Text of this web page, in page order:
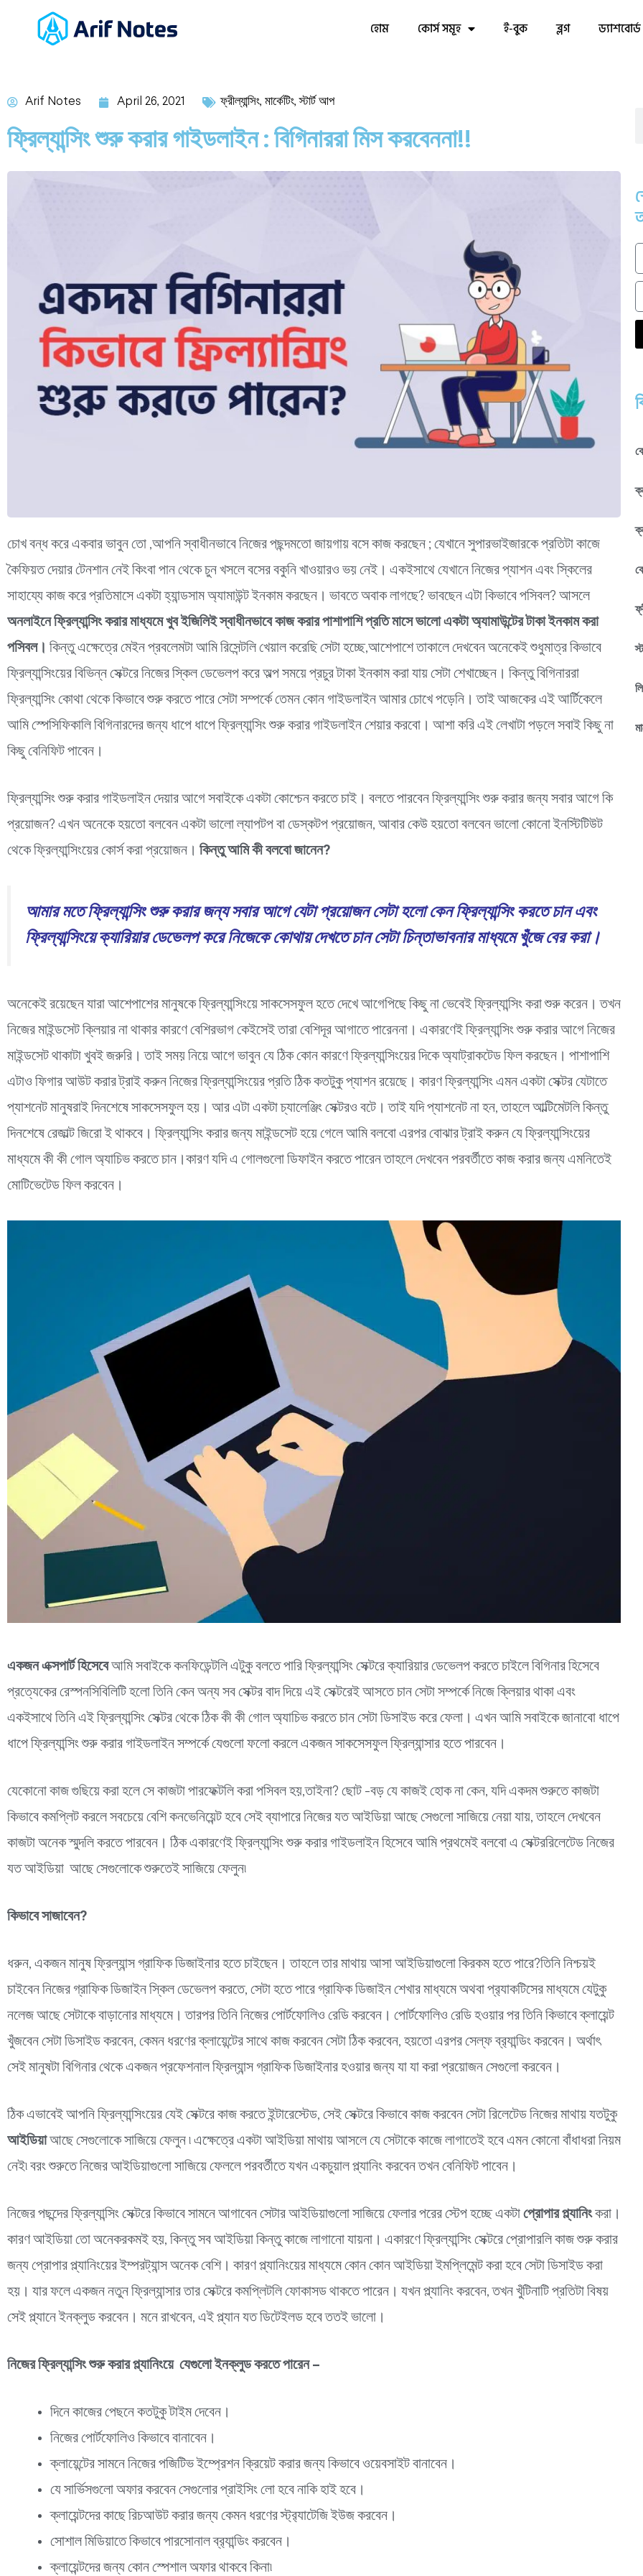
হোম কোর্স সমূহ ই-বুক ব্লগ ড্যাশবোর্ড
Arif Notes April 26, 2021 ফ্রীল্যান্সিং, মার্কেটিং,স্টার্ট আপ
ফ্রিল্যান্সিং শুরু করার গাইডলাইন : বিগিনাররা মিস করবেননা!!
চোখ বন্ধ করে একবার ভাবুন তো ,আপনি স্বাধীনভাবে নিজের পছন্দমতো জায়গায় বসে কাজ করছেন ; যেখানে সুপারভাইজারকে প্রতিটা কাজে
কৈফিয়ত দেয়ার টেনশান নেই কিংবা পান থেকে চুন খসলে বসের বকুনি খাওয়ারও ভয় নেই। একইসাথে যেখানে নিজের প্যাশন এবং স্কিলের
সাহায্যে কাজ করে প্রতিমাসে একটা হ্যান্ডসাম অ্যামাউন্ট ইনকাম করছেন। ভাবতে অবাক লাগছে? ভাবছেন এটা কিভাবে পসিবল? আসলে
অনলাইনে ফ্রিল্যান্সিং করার মাধ্যমে খুব ইজিলিই স্বাধীনভাবে কাজ করার পাশাপাশি প্রতি মাসে ভালো একটা অ্যামাউন্টের টাকা ইনকাম করা
পসিবল।
কিন্তু এক্ষেত্রে মেইন প্রবলেমটা আমি রিসেন্টলি খেয়াল করেছি সেটা হচ্ছে,আশেপাশে তাকালে দেখবেন অনেকেই শুধুমাত্র কিভাবে
ফ্রিল্যান্সিংয়ের বিভিন্ন সেক্টরে নিজের স্কিল ডেভেলপ করে অল্প সময়ে প্রচুর টাকা ইনকাম করা যায় সেটা শেখাচ্ছেন। কিন্তু বিগিনাররা
ফ্রিল্যান্সিং কোথা থেকে কিভাবে শুরু করতে পারে সেটা সম্পর্কে তেমন কোন গাইডলাইন আমার চোখে পড়েনি। তাই আজকের এই আর্টিকেলে
আমি স্পেসিফিকালি বিগিনারদের জন্য ধাপে ধাপে ফ্রিল্যান্সিং শুরু করার গাইডলাইন শেয়ার করবো। আশা করি এই লেখাটা পড়লে সবাই কিছু না
কিছু বেনিফিট পাবেন।
ফ্রিল্যান্সিং শুরু করার গাইডলাইন দেয়ার আগে সবাইকে একটা কোশ্চেন করতে চাই। বলতে পারবেন ফ্রিল্যান্সিং শুরু করার জন্য সবার আগে কি
প্রয়োজন? এখন অনেকে হয়তো বলবেন একটা ভালো ল্যাপটপ বা ডেস্কটপ প্রয়োজন, আবার কেউ হয়তো বলবেন ভালো কোনো ইনস্টিটিউট
থেকে ফ্রিল্যান্সিংয়ের কোর্স করা প্রয়োজন। কিন্তু আমি কী বলবো জানেন?
আমার মতে ফ্রিল্যান্সিং শুরু করার জন্য সবার আগে যেটা প্রয়োজন সেটা হলো কেন ফ্রিল্যান্সিং করতে চান এবং
ফ্রিল্যান্সিংয়ে ক্যারিয়ার ডেভেলপ করে নিজেকে কোথায় দেখতে চান সেটা চিন্তাভাবনার মাধ্যমে খুঁজে বের করা।
অনেকেই রয়েছেন যারা আশেপাশের মানুষকে ফ্রিল্যান্সিংয়ে সাকসেসফুল হতে দেখে আগেপিছে কিছু না ভেবেই ফ্রিল্যান্সিং করা শুরু করেন। তখন
নিজের মাইন্ডসেট ক্লিয়ার না থাকার কারণে বেশিরভাগ কেইসেই তারা বেশিদূর আগাতে পারেননা। একারণেই ফ্রিল্যান্সিং শুরু করার আগে নিজের
মাইন্ডসেট থাকাটা খুবই জরুরি। তাই সময় নিয়ে আগে ভাবুন যে ঠিক কোন কারণে ফ্রিল্যান্সিংয়ের দিকে অ্যাট্রাকটেড ফিল করছেন। পাশাপাশি
এটাও ফিগার আউট করার ট্রাই করুন নিজের ফ্রিল্যান্সিংয়ের প্রতি ঠিক কতটুকু প্যাশন রয়েছে। কারণ ফ্রিল্যান্সিং এমন একটা সেক্টর যেটাতে
প্যাশনেট মানুষরাই দিনশেষে সাকসেসফুল হয়। আর এটা একটা চ্যালেঞ্জিং সেক্টরও বটে। তাই যদি প্যাশনেট না হন, তাহলে আল্টিমেটলি কিন্তু
দিনশেষে রেজাল্ট জিরো ই থাকবে। ফ্রিল্যান্সিং করার জন্য মাইন্ডসেট হয়ে গেলে আমি বলবো এরপর বোঝার ট্রাই করুন যে ফ্রিল্যান্সিংয়ের
মাধ্যমে কী কী গোল অ্যাচিভ করতে চান।কারণ যদি এ গোলগুলো ডিফাইন করতে পারেন তাহলে দেখবেন পরবর্তীতে কাজ করার জন্য এমনিতেই
মোটিভেটেড ফিল করবেন।
একজন এক্সপার্ট হিসেবেআমি সবাইকে কনফিডেন্টলি এটুকু বলতে পারি ফ্রিল্যান্সিং সেক্টরে ক্যারিয়ার ডেভেলপ করতে চাইলে বিগিনার হিসেবে
প্রত্যেকের রেস্পনসিবিলিটি হলো তিনি কেন অন্য সব সেক্টর বাদ দিয়ে এই সেক্টরেই আসতে চান সেটা সম্পর্কে নিজে ক্লিয়ার থাকা এবং
একইসাথে তিনি এই ফ্রিল্যান্সিং সেক্টর থেকে ঠিক কী কী গোল অ্যাচিভ করতে চান সেটা ডিসাইড করে ফেলা। এখন আমি সবাইকে জানাবো ধাপে
ধাপে ফ্রিল্যান্সিং শুরু করার গাইডলাইন সম্পর্কে যেগুলো ফলো করলে একজন সাকসেসফুল ফ্রিল্যান্সার হতে পারবেন।
যেকোনো কাজ গুছিয়ে করা হলে সে কাজটা পারফেক্টলি করা পসিবল হয়,তাইনা? ছোট -বড় যে কাজই হোক না কেন, যদি একদম শুরুতে কাজটা
কিভাবে কমপ্লিট করলে সবচেয়ে বেশি কনভেনিয়েন্ট হবে সেই ব্যাপারে নিজের যত আইডিয়া আছে সেগুলো সাজিয়ে নেয়া যায়, তাহলে দেখবেন
কাজটা অনেক স্মুদলি করতে পারবেন। ঠিক একারণেই ফ্রিল্যান্সিং শুরু করার গাইডলাইন হিসেবে আমি প্রথমেই বলবো এ সেক্টররিলেটেড নিজের
যত আইডিয়া আছে সেগুলোকে শুরুতেই সাজিয়ে ফেলুন৷
কিভাবে সাজাবেন?
ধরুন, একজন মানুষ ফ্রিল্যান্স গ্রাফিক ডিজাইনার হতে চাইছেন। তাহলে তার মাথায় আসা আইডিয়াগুলো কিরকম হতে পারে?তিনি নিশ্চয়ই
চাইবেন নিজের গ্রাফিক ডিজাইন স্কিল ডেভেলপ করতে, সেটা হতে পারে গ্রাফিক ডিজাইন শেখার মাধ্যমে অথবা প্র‍্যাকটিসের মাধ্যমে যেটুকু
নলেজ আছে সেটাকে বাড়ানোর মাধ্যমে। তারপর তিনি নিজের পোর্টফোলিও রেডি করবেন। পোর্টফোলিও রেডি হওয়ার পর তিনি কিভাবে ক্লায়েন্ট
খুঁজবেন সেটা ডিসাইড করবেন, কেমন ধরণের ক্লায়েন্টের সাথে কাজ করবেন সেটা ঠিক করবেন, হয়তো এরপর সেল্ফ ব্র‍্যান্ডিং করবেন। অর্থাৎ
সেই মানুষটা বিগিনার থেকে একজন প্রফেশনাল ফ্রিল্যান্স গ্রাফিক ডিজাইনার হওয়ার জন্য যা যা করা প্রয়োজন সেগুলো করবেন।
ঠিক এভাবেই আপনি ফ্রিল্যান্সিংয়ের যেই সেক্টরে কাজ করতে ইন্টারেস্টেড, সেই সেক্টরে কিভাবে কাজ করবেন সেটা রিলেটেড নিজের মাথায় যতটুকু
আইডিয়াআছে সেগুলোকে সাজিয়ে ফেলুন ৷ এক্ষেত্রে একটা আইডিয়া মাথায় আসলে যে সেটাকে কাজে লাগাতেই হবে এমন কোনো বাঁধাধরা নিয়ম
নেই৷ বরং শুরুতে নিজের আইডিয়াগুলো সাজিয়ে ফেললে পরবর্তীতে যখন একচুয়াল প্ল্যানিং করবেন তখন বেনিফিট পাবেন।
নিজের পছন্দের ফ্রিল্যান্সিং সেক্টরে কিভাবে সামনে আগাবেন সেটার আইডিয়াগুলো সাজিয়ে ফেলার পরের স্টেপ হচ্ছে একটা প্রোপার প্ল্যানিংকরা।
কারণ আইডিয়া তো অনেকরকমই হয়, কিন্তু সব আইডিয়া কিন্তু কাজে লাগানো যায়না। একারণে ফ্রিল্যান্সিং সেক্টরে প্রোপারলি কাজ শুরু করার
জন্য প্রোপার প্ল্যানিংয়ের ইম্পরট্যান্স অনেক বেশি। কারণ প্ল্যানিংয়ের মাধ্যমে কোন কোন আইডিয়া ইমপ্লিমেন্ট করা হবে সেটা ডিসাইড করা
হয়। যার ফলে একজন নতুন ফ্রিল্যান্সার তার সেক্টরে কমপ্লিটলি ফোকাসড থাকতে পারেন। যখন প্ল্যানিং করবেন, তখন খুঁটিনাটি প্রতিটা বিষয়
সেই প্ল্যানে ইনক্লুড করবেন। মনে রাখবেন, এই প্ল্যান যত ডিটেইলড হবে ততই ভালো।
নিজের ফ্রিল্যান্সিং শুরু করার প্ল্যানিংয়ে যেগুলো ইনক্লুড করতে পারেন –
দিনে কাজের পেছনে কতটুকু টাইম দেবেন।
নিজের পোর্টফোলিও কিভাবে বানাবেন।
ক্লায়েন্টের সামনে নিজের পজিটিভ ইম্প্রেশন ক্রিয়েট করার জন্য কিভাবে ওয়েবসাইট বানাবেন।
যে সার্ভিসগুলো অফার করবেন সেগুলোর প্রাইসিং লো হবে নাকি হাই হবে।
ক্লায়েন্টদের কাছে রিচআউট করার জন্য কেমন ধরণের স্ট্র‍্যাটেজি ইউজ করবেন।
সোশাল মিডিয়াতে কিভাবে পারসোনাল ব্র‍্যান্ডিং করবেন।
ক্লায়েন্টদের জন্য কোন স্পেশাল অফার থাকবে কিনা৷